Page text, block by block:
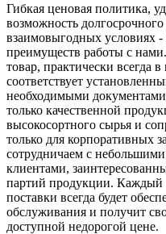
Гибкая ценовая политика,
возможность долгосрочного
взаимовыгодных условиях -
преимуществ работы с
товар, практически всегда
соответствует
необходимыми
только качественной
высокосортного сырья и
только для корпоративных
сотрудничаем с
клиентами,
партий продукции. Каждый
поставки всегда будет
обслуживания и получит
доступной недорогой цене.